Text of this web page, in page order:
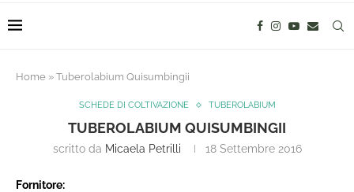
Home » Tuberolabium Quisumbingii
SCHEDE DI COLTIVAZIONE TUBEROLABIUM
TUBEROLABIUM QUISUMBINGII
scritto da Micaela Petrilli 18 Settembre 2016
Fornitore: